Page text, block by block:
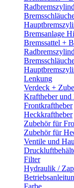
Bremsanlage
Bremssattel +
Lenkung
Verdeck +
Kraftheber und
Frontkraftheber
Heckkraftheber
Zubehör für
Zubehör für
Ventile und
Filter
Hydraulik /
Farbe